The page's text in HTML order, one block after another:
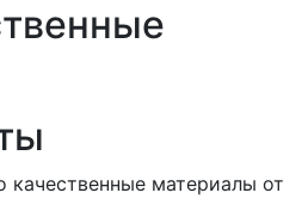
материалы от